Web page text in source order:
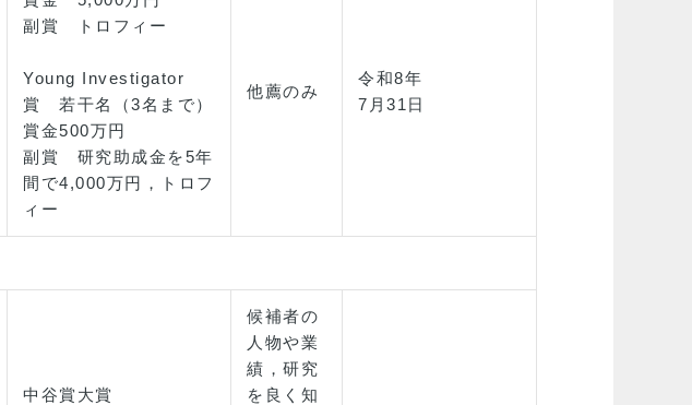
副賞 トロフィー
Young Investigator
賞 若干名（3名まで）
賞金500万円
副賞 研究助成金を5年
間で4,000万円，トロフ
ィー
他薦のみ
令和8年
7月31日
中谷賞大賞
候補者の
人物や業
績，研究
を良く知